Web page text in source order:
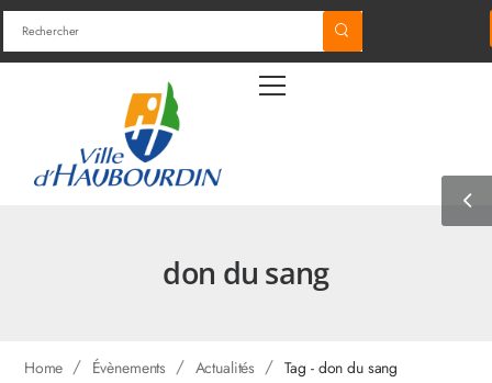
don du sang
Home / Évènements / Actualités / Tag - don du sang